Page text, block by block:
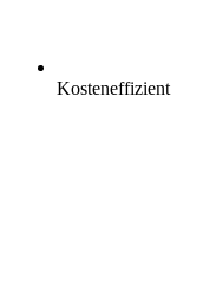
Kosteneffizient